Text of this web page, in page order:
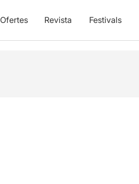
Ofertes Revista Festivals